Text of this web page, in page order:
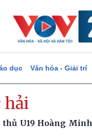
dục Văn hóa - Giải trí
hải
thủ U19 Hoàng